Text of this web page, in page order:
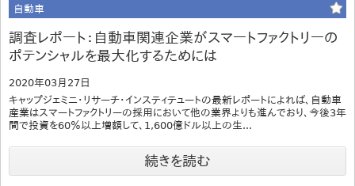
自動車
調査レポート：自動車関連企業がスマートファクトリーの
ポテンシャルを最大化するためには
2020年03月27日
キャップジェミニ・リサーチ・インスティテュートの最新レポートによれば、自動車
産業はスマートファクトリーの採用において他の業界よりも進んでおり、今後3年
間で投資を60％以上増額して、1,600億ドル以上の生...
続きを読む